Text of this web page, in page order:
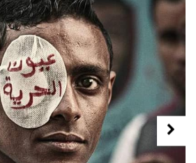
Previous